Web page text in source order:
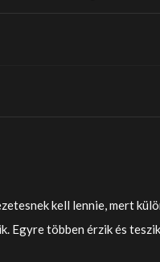
kell lennie, mert
Egyre többen érzik és